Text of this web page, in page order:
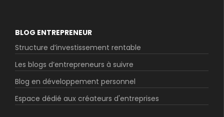
BLOG ENTREPRENEUR
Structure d’investissement rentable
Les blogs d’entrepreneurs à suivre
Blog en développement personnel
Espace dédié aux créateurs d'entreprises